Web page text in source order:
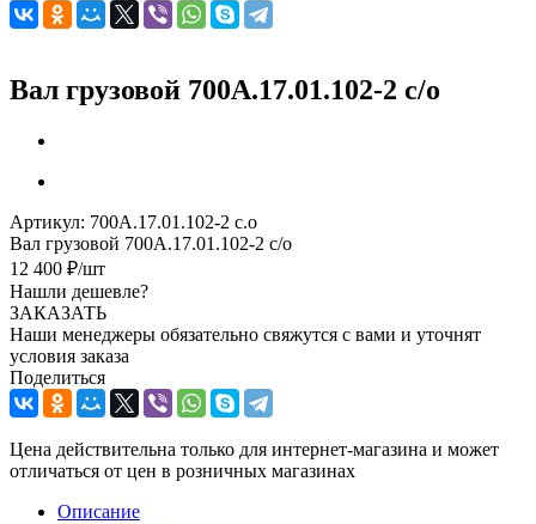
Вал грузовой 700А.17.01.102-2 с/о
Артикул: 700А.17.01.102-2 с.о
Вал грузовой 700А.17.01.102-2 с/о
12 400 ₽/шт
Нашли дешевле?
ЗАКАЗАТЬ
Наши менеджеры обязательно свяжутся с вами и уточнят
условия заказа
Поделиться
Цена действительна только для интернет-магазина и может
отличаться от цен в розничных магазинах
Описание